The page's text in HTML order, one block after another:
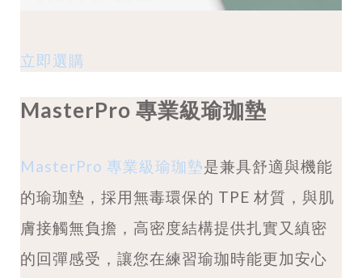
立即選購
MasterPro 專業級瑜珈墊
MasterPro 專業級瑜珈墊是兼具舒適與機能
的瑜珈墊，採用無毒環保的 TPE 材質，與肌
膚接觸無負擔，高密度結構提供扎實又縝密
的回彈感受，讓您在練習瑜珈時能更加安心